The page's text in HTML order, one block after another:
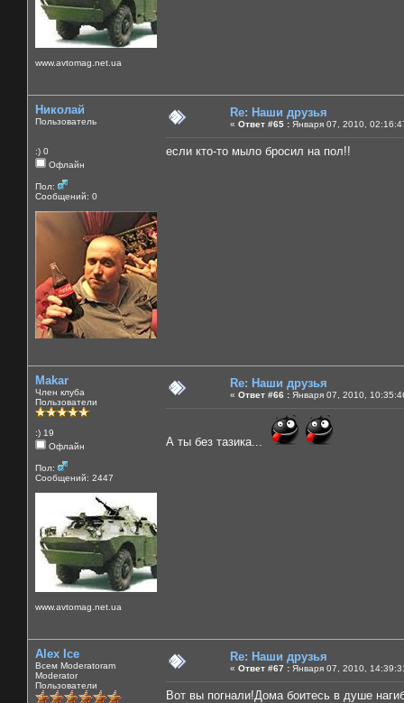
www.avtomag.net.ua
Николай
Пользователь
:) 0
Офлайн
Пол:
Сообщений: 0
Re: Наши друзья
« Ответ #65 : Января 07, 2010,
если кто-то мыло бросил на пол!!
Makar
Член клуба
Пользователи
:) 19
Офлайн
Пол:
Сообщений: 2447
www.avtomag.net.ua
Re: Наши друзья
« Ответ #66 : Января 07, 2010,
А ты без тазика...
Alex Ice
Всем Moderatoram
Moderator
Пользователи
Re: Наши друзья
« Ответ #67 : Января 07, 2010,
Вот вы погнали!Дома боитесь в душе